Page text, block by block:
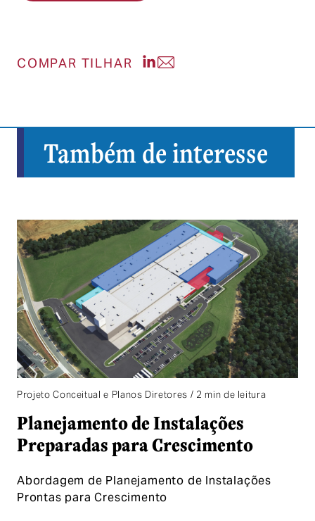
COMPAR TILHAR Compartilhe a postagem no
Compartilhe a postagem
Também de interesse
Projeto Conceitual e Planos Diretores / 2 min de leitura
Planejamento de Instalações
Preparadas para Crescimento
Abordagem de Planejamento de Instalações
Prontas para Crescimento